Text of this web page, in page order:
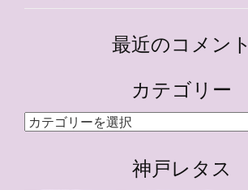
最近のコメント
カテゴリー
カ
神戸レタス